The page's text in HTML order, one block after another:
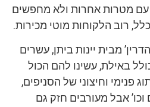
עם מטרות אחרות ולא מחפשים
רוב הלקוחות מוטי מכירות.
מבית יינות ביתן, עשרים
באילת, עשינו להם הכול
פנימי וחיצוני של הסניפים,
אבל מעורבים חזק גם